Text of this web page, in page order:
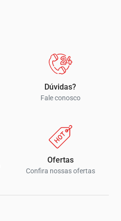
Dúvidas?
Fale conosco
Ofertas
Confira nossas ofertas